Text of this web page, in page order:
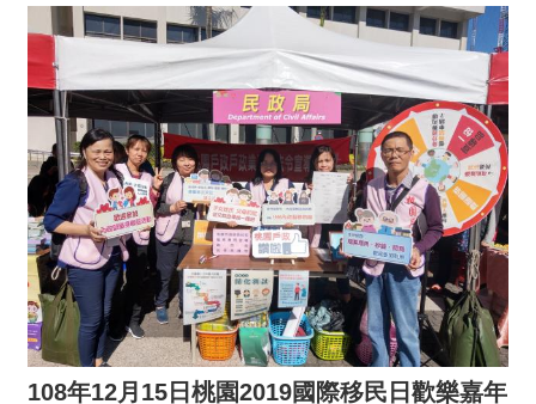
108年12月15日桃園2019國際移民日歡樂嘉年